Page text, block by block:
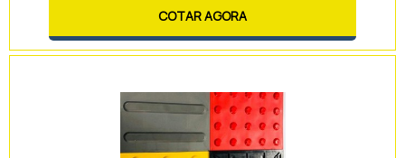
academias.Ofereça qualidade e praticidade,
conte com o cronômetro de parede digital
com controle remoto, através da empresa
15 anos de experiência no mercado de
soluções eletrônicas, a empresa oferece
uma gama de produtos co.
COTAR AGORA